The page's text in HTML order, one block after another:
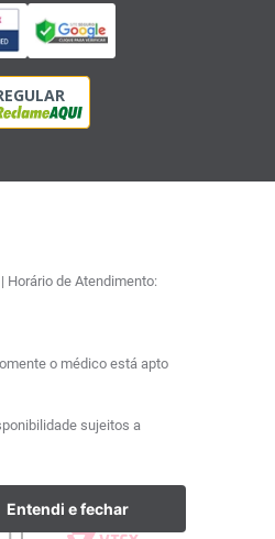
Entendi e fechar
Horário de Atendimento:
o médico está apto
sujeitos a
Plataforma